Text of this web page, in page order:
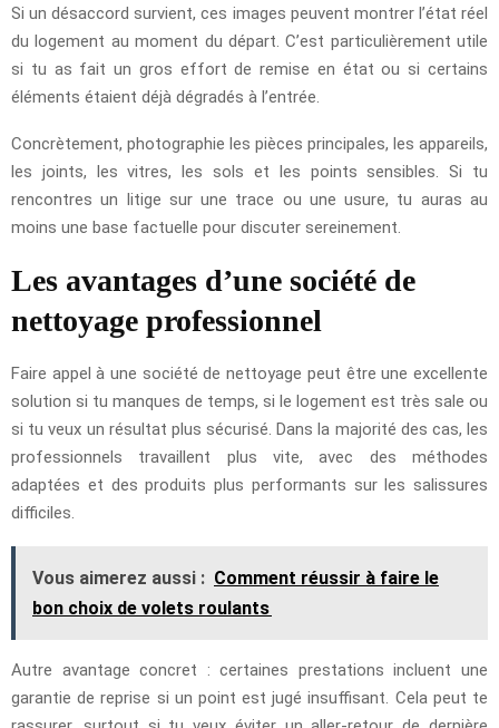
Si un désaccord survient, ces images peuvent montrer l’état réel
du logement au moment du départ. C’est particulièrement utile
si tu as fait un gros effort de remise en état ou si certains
éléments étaient déjà dégradés à l’entrée.
Concrètement, photographie les pièces principales, les appareils,
les joints, les vitres, les sols et les points sensibles. Si tu
rencontres un litige sur une trace ou une usure, tu auras au
moins une base factuelle pour discuter sereinement.
Les avantages d’une société de
nettoyage professionnel
Faire appel à une société de nettoyage peut être une excellente
solution si tu manques de temps, si le logement est très sale ou
si tu veux un résultat plus sécurisé. Dans la majorité des cas, les
professionnels travaillent plus vite, avec des méthodes
adaptées et des produits plus performants sur les salissures
difficiles.
Vous aimerez aussi : Comment réussir à faire le
bon choix de volets roulants
Autre avantage concret : certaines prestations incluent une
garantie de reprise si un point est jugé insuffisant. Cela peut te